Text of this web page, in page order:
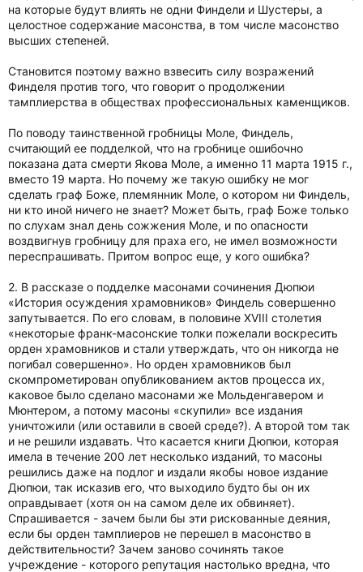
на которые будут влиять не одни Финдели и Шустеры, а
целостное содержание масонства, в том числе масонство
высших степеней.
Становится поэтому важно взвесить силу возражений
Финделя против того, что говорит о продолжении
тамплиерства в обществах профессиональных каменщиков.
По поводу таинственной гробницы Моле, Финдель,
считающий ее подделкой, что на гробнице ошибочно
показана дата смерти Якова Моле, а именно 11 марта 1915 г.,
вместо 19 марта. Но почему же такую ошибку не мог
сделать граф Боже, племянник Моле, о котором ни Финдель,
ни кто иной ничего не знает? Может быть, граф Боже только
по слухам знал день сожжения Моле, и по опасности
воздвигнув гробницу для праха его, не имел возможности
переспрашивать. Притом вопрос еще, у кого ошибка?
2. В рассказе о подделке масонами сочинения Дюпюи
«История осуждения храмовников» Финдель совершенно
запутывается. По его словам, в половине XVIII столетия
«некоторые франк-масонские толки пожелали воскресить
орден храмовников и стали утверждать, что он никогда не
погибал совершенно». Но орден храмовников был
скомпрометирован опубликованием актов процесса их,
каковое было сделано масонами же Мольденгавером и
Мюнтером, а потому масоны «скупили» все издания
уничтожили (или оставили в своей среде?). А второй том так
и не решили издавать. Что касается книги Дюпюи, которая
имела в течение 200 лет несколько изданий, то масоны
решились даже на подлог и издали якобы новое издание
Дюпюи, так исказив его, что выходило будто бы он их
оправдывает (хотя он на самом деле их обвиняет).
Спрашивается - зачем были бы эти рискованные деяния,
если бы орден тамплиеров не перешел в масонство в
действительности? Зачем заново сочинять такое
учреждение - которого репутация настолько вредна, что